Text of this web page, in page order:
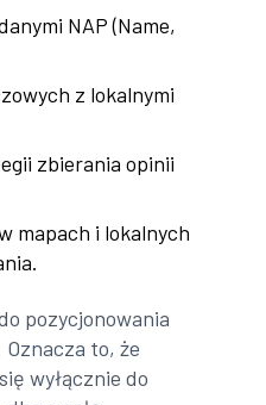
NAP (Name,
z lokalnymi
zbierania opinii
mapach i lokalnych
pozycjonowania
to, że
wyłącznie do